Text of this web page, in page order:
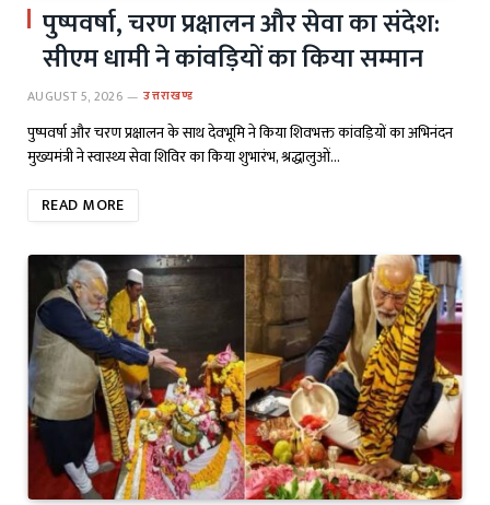
पुष्पवर्षा, चरण प्रक्षालन और सेवा का संदेश:
सीएम धामी ने कांवड़ियों का किया सम्मान
AUGUST 5, 2026 उत्तराखण्ड
पुष्पवर्षा और चरण प्रक्षालन के साथ देवभूमि ने किया शिवभक्त कांवड़ियों का अभिनंदन
मुख्यमंत्री ने स्वास्थ्य सेवा शिविर का किया शुभारंभ, श्रद्धालुओं…
READ MORE